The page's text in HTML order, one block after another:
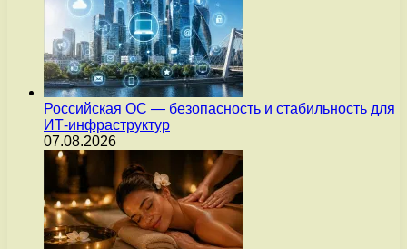
Российская ОС — безопасность и стабильность для
ИТ-инфраструктур
07.08.2026